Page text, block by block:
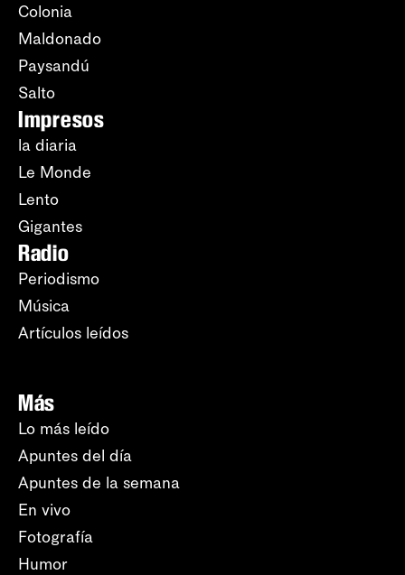
Colonia
Maldonado
Paysandú
Salto
Impresos
la diaria
Le Monde
Lento
Gigantes
Radio
Periodismo
Música
Artículos leídos
Más
Lo más leído
Apuntes del día
Apuntes de la semana
En vivo
Fotografía
Humor